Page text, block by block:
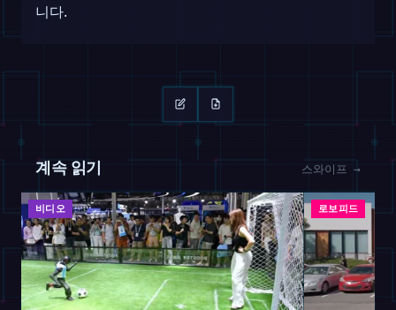
니다.
계속 읽기 스와이프 →
비디오 로보피드